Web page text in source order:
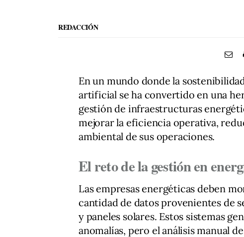
REDACCIÓN
En un mundo donde la
artificial se ha convertido en una
gestión de infraestructuras
mejorar la eficiencia operativa,
ambiental de sus operaciones.
El reto de la gestión en
Las empresas energéticas deben
cantidad de datos provenientes de
y paneles solares. Estos sistemas
anomalías, pero el análisis manual